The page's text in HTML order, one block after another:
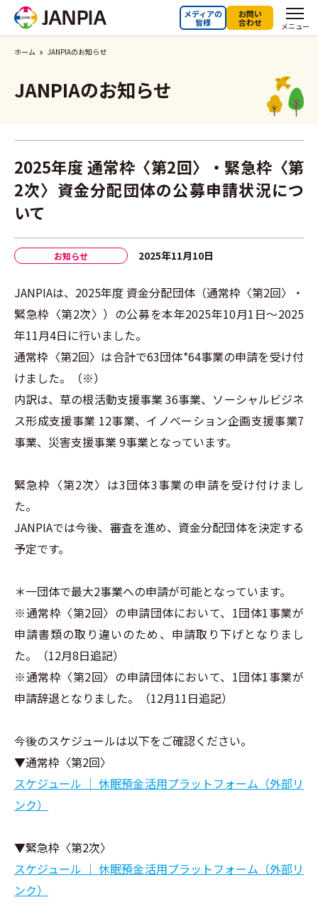
メニュー
メディアの
皆様
お問い
合わせ
ホーム JANPIAのお知らせ
JANPIAのお知らせ
2025年度 通常枠〈第2回〉・緊急枠〈第
2次〉資金分配団体の公募申請状況につ
いて
お知らせ 2025年11月10日
JANPIAは、2025年度 資金分配団体（通常枠〈第2回〉・
緊急枠〈第2次〉）の公募を本年2025年10月1日～2025
年11月4日に行いました。
通常枠〈第2回〉は合計で63団体*64事業の申請を受け付
けました。（※）
内訳は、草の根活動支援事業 36事業、ソーシャルビジネ
ス形成支援事業 12事業、イノベーション企画支援事業7
事業、災害支援事業 9事業となっています。
緊急枠〈第2次〉は3団体3事業の申請を受け付けまし
た。
JANPIAでは今後、審査を進め、資金分配団体を決定する
予定です。
＊一団体で最大2事業への申請が可能となっています。
※通常枠〈第2回〉の申請団体において、1団体1事業が
申請書類の取り違いのため、申請取り下げとなりまし
た。（12月8日追記）
※通常枠〈第2回〉の申請団体において、1団体1事業が
申請辞退となりました。（12月11日追記）
今後のスケジュールは以下をご確認ください。
▼通常枠〈第2回〉
スケジュール ｜ 休眠預金活用プラットフォーム（外部リ
ンク）
▼緊急枠〈第2次〉
スケジュール ｜ 休眠預金活用プラットフォーム（外部リ
ンク）